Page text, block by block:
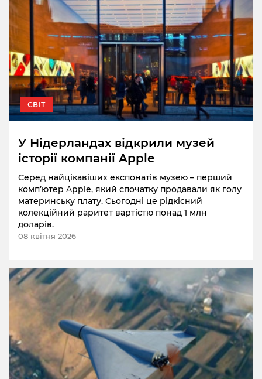
СВІТ
У Нідерландах відкрили музей
історії компанії Apple
Серед найцікавіших експонатів музею – перший
комп’ютер Apple, який спочатку продавали як голу
материнську плату. Сьогодні це рідкісний
колекційний раритет вартістю понад 1 млн
доларів.
08 квітня 2026